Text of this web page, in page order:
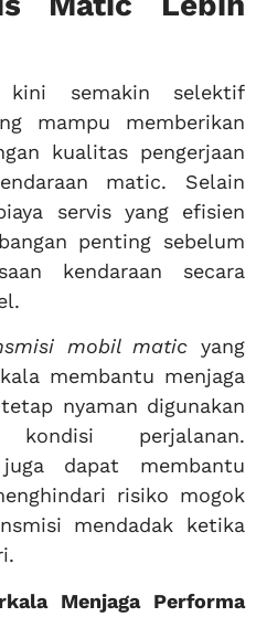
kini semakin selektif
mampu memberikan
kualitas pengerjaan
matic. Selain
servis yang efisien
penting sebelum
kendaraan secara
mobil matic yang
membantu menjaga
nyaman digunakan
perjalanan.
dapat membantu
risiko mogok
mendadak ketika
Menjaga Performa